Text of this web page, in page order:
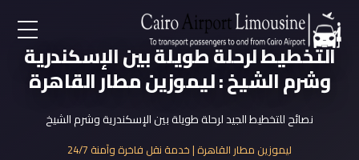
EN
AR
التخطيط لرحلة طويلة بين الإسكندرية
وشرم الشيخ : ليموزين مطار القاهرة
نصائح للتخطيط الجيد لرحلة طويلة بين الإسكندرية وشرم الشيخ
ليموزين مطار القاهرة | خدمة نقل فاخرة وآمنة 24/7